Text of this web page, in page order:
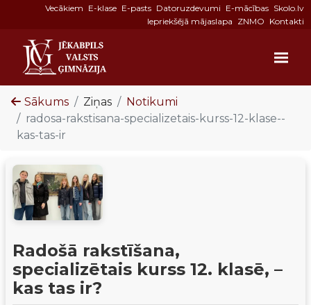
Vecākiem E-klase E-pasts Datoruzdevumi E-mācības Skolo.lv
Iepriekšējā mājaslapa ZNMO Kontakti
Sākums Ziņas
Notikumi
radosa-rakstisana-specializetais-kurss-12-klase--
kas-tas-ir
Radošā rakstīšana,
specializētais kurss 12. klasē, –
kas tas ir?